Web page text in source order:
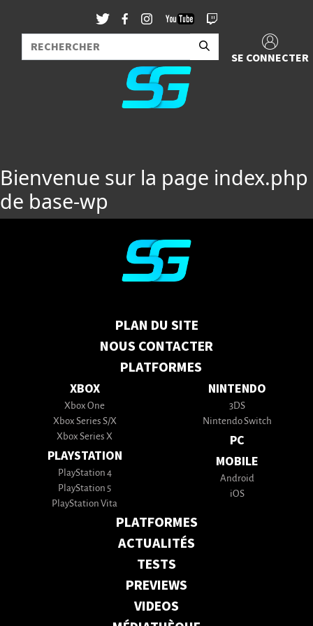
SE CONNECTER
Bienvenue sur la page index.php
de base-wp
PLAN DU SITE
NOUS CONTACTER
PLATFORMES
XBOX
Xbox One
Xbox Series S/X
Xbox Series X
PLAYSTATION
PlayStation 4
PlayStation 5
PlayStation Vita
NINTENDO
3DS
Nintendo Switch
PC
MOBILE
Android
iOS
PLATFORMES
ACTUALITÉS
TESTS
PREVIEWS
VIDEOS